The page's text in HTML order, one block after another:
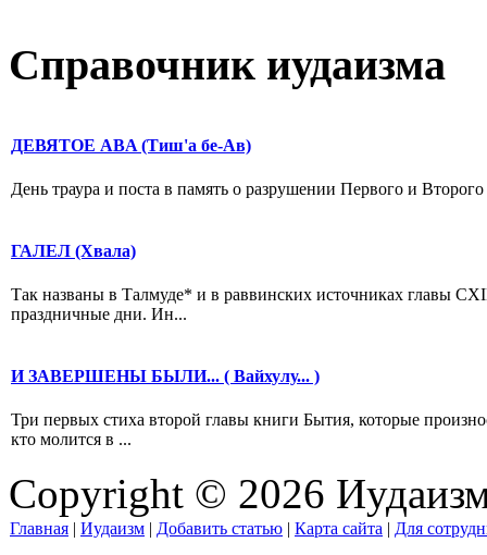
Справочник иудаизма
ДЕВЯТОЕ ABA (Тиш'а бе-Ав)
День траура и поста в память о разрушении Первого и
ГАЛЕЛ (Хвала)
Так названы в Талмуде* и в раввинских источниках главы
праздничные дни. Ин...
И ЗАВЕРШЕНЫ БЫЛИ... ( Вайхулу... )
Три первых стиха второй главы книги Бытия, которые
кто молится в ...
Copyright © 2026
Главная | Иудаизм | Добавить статью | Карта сайта | Для